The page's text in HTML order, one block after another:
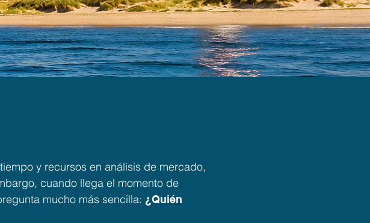
y recursos en análisis de mercado,
cuando llega el momento de
mucho más sencilla: ¿Quién